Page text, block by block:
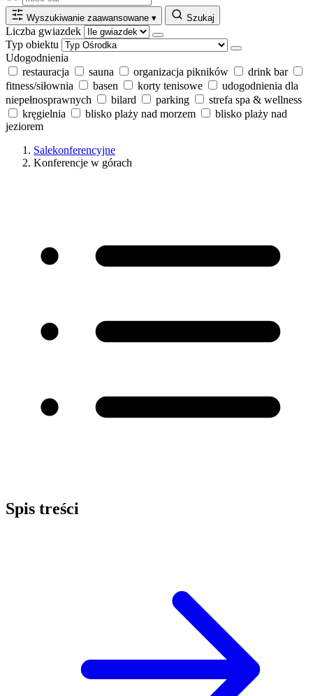
Wyszukiwanie zaawansowane ▾ Szukaj
Liczba gwiazdek
Typ obiektu
Udogodnienia
restauracja
sauna organizacja pikników
drink bar
fitness/siłownia
basen korty tenisowe
udogodnienia dla
niepełnosprawnych
bilard parking
strefa spa & wellness
kręgielnia
blisko plaży nad morzem
blisko plaży nad
jeziorem
Salekonferencyjne
Konferencje w górach
Spis treści